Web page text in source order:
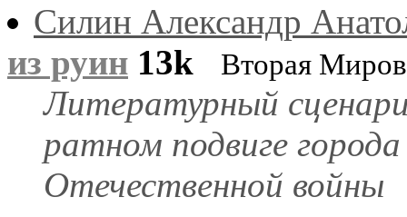
Силин Александр
из руин 13k Вторая
Литературный
ратном подвиге
Отечественной войны